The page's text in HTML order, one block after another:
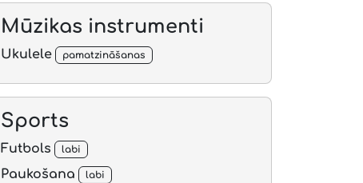
Mūzikas instrumenti
Ukulele pamatzināšanas
Sports
Futbols labi
Paukošana labi